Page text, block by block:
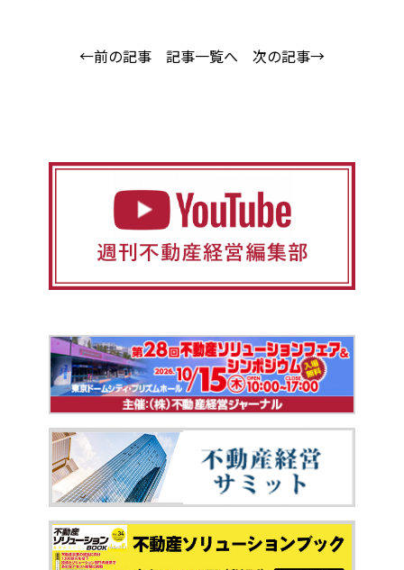
←前の記事 記事一覧へ 次の記事→